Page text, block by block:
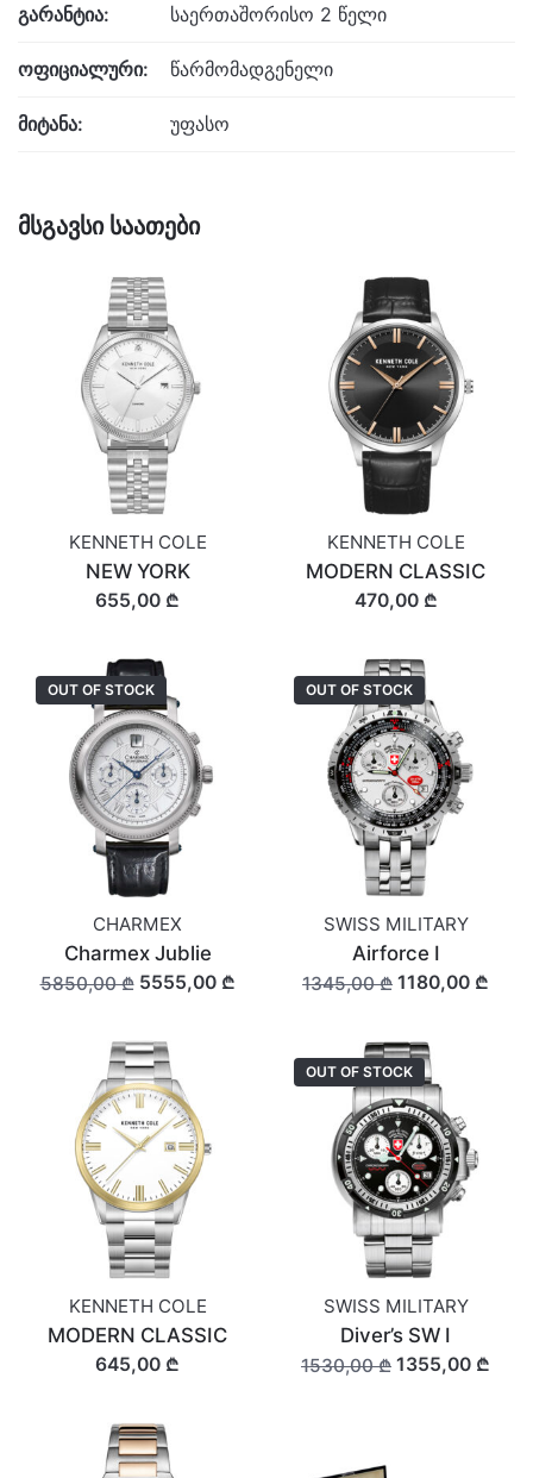
გარანტია: საერთაშორისო 2 წელი
ოფიციალური: წარმომადგენელი
მიტანა: უფასო
მსგავსი საათები
KENNETH COLE
NEW YORK
655,00 ₾
KENNETH COLE
MODERN CLASSIC
470,00 ₾
OUT OF STOCK
CHARMEX
Charmex Jublie
5850,00 ₾5555,00 ₾
OUT OF STOCK
SWISS MILITARY
Airforce I
1345,00 ₾ 1180,00 ₾
KENNETH COLE
MODERN CLASSIC
645,00 ₾
OUT OF STOCK
SWISS MILITARY
Diver’s SW I
1530,00 ₾ 1355,00 ₾